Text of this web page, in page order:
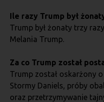
Ile razy Trump był
Trump był żonaty trzy
Melania Trump.
Za co Trump został
Trump został oskarżony
Stormy Daniels, próby
oraz przetrzymywanie